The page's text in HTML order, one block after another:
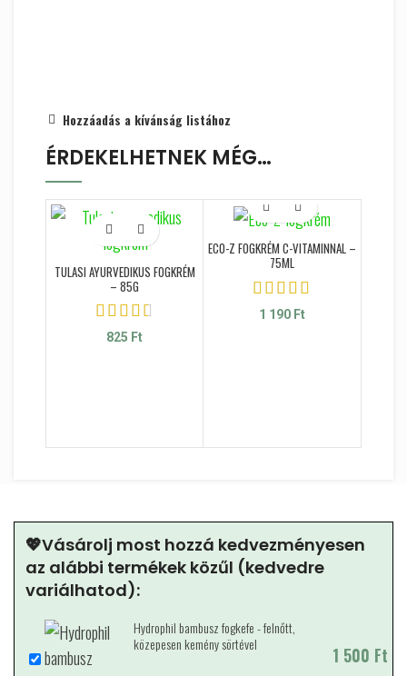
Hozzáadás a kívánság listához
ÉRDEKELHETNEK MÉG…
TULASI AYURVEDIKUS FOGKRÉM
– 85G
825 Ft
ECO-Z FOGKRÉM C-VITAMINNAL –
75ML
1 190 Ft
💖Vásárolj most hozzá kedvezményesen
az alábbi termékek közűl (kedvedre
variálhatod):
Hydrophil bambusz fogkefe - felnőtt,
közepesen kemény sörtével
1 500 Ft